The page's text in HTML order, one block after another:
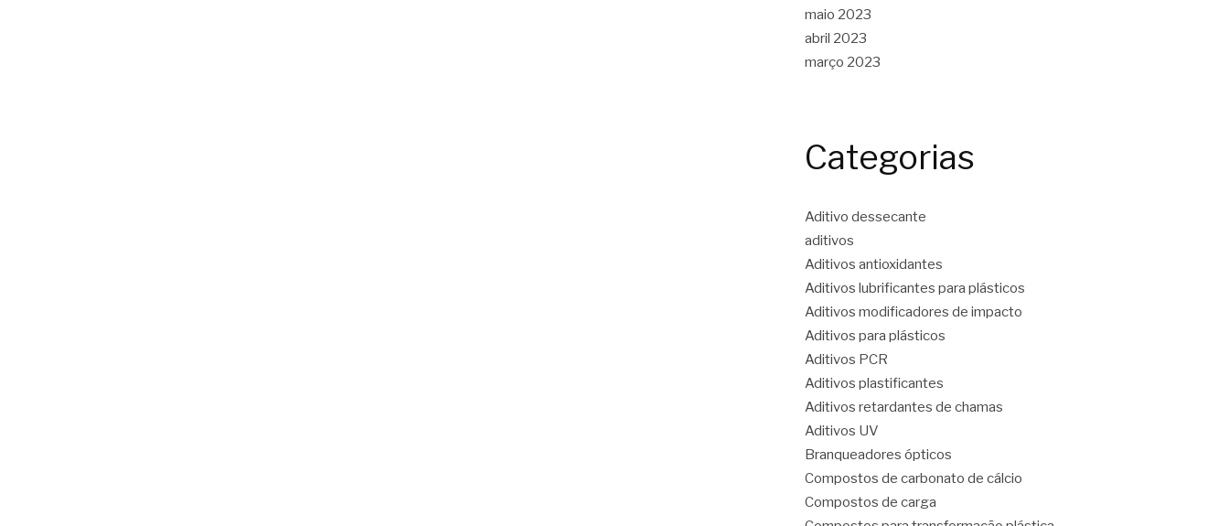
maio 2023
abril 2023
março 2023
Categorias
Aditivo dessecante
aditivos
Aditivos antioxidantes
Aditivos lubrificantes para plásticos
Aditivos modificadores de impacto
Aditivos para plásticos
Aditivos PCR
Aditivos plastificantes
Aditivos retardantes de chamas
Aditivos UV
Branqueadores ópticos
Compostos de carbonato de cálcio
Compostos de carga